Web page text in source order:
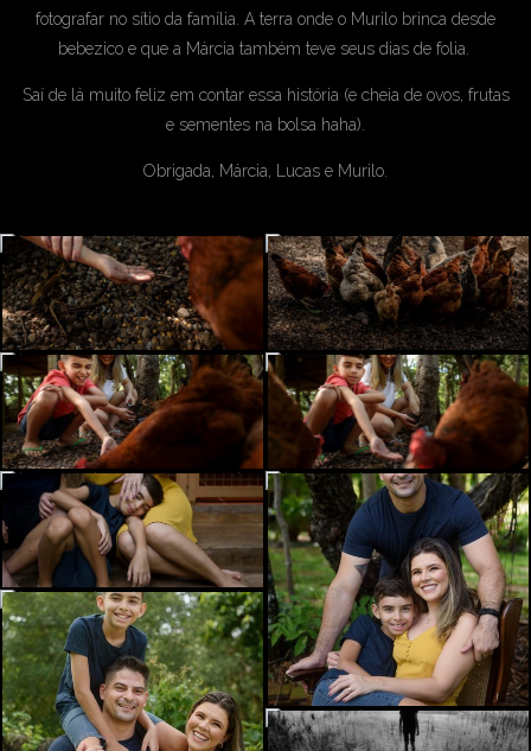
fotografar no sítio da família. A terra onde o Murilo brinca desde
bebezico e que a Márcia também teve seus dias de folia.
Saí de lá muito feliz em contar essa história (e cheia de ovos, frutas
e sementes na bolsa haha).
Obrigada, Márcia, Lucas e Murilo.